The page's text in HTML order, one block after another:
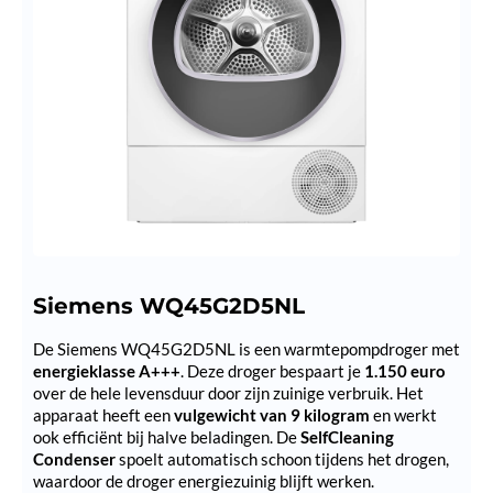
Siemens WQ45G2D5NL
De Siemens WQ45G2D5NL is een warmtepompdroger met
energieklasse A+++. Deze droger bespaart je 1.150 euro
over de hele levensduur door zijn zuinige verbruik. Het
apparaat heeft eenvulgewicht van 9 kilogram en werkt
ook efficiënt bij halve beladingen. DeSelfCleaning
Condenserspoelt automatisch schoon tijdens het drogen,
waardoor de droger energiezuinig blijft werken.